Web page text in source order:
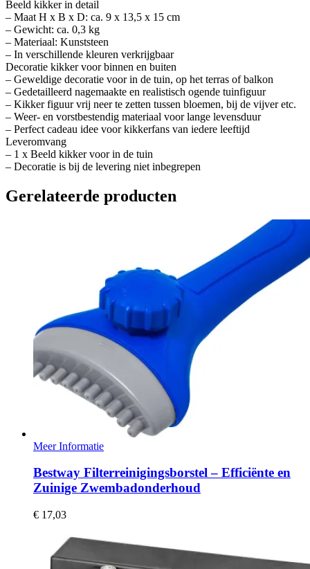
Beeld kikker in detail
– Maat H x B x D: ca. 9 x 13,5 x 15 cm
– Gewicht: ca. 0,3 kg
– Materiaal: Kunststeen
– In verschillende kleuren verkrijgbaar
Decoratie kikker voor binnen en buiten
– Geweldige decoratie voor in de tuin, op het terras of balkon
– Gedetailleerd nagemaakte en realistisch ogende tuinfiguur
– Kikker figuur vrij neer te zetten tussen bloemen, bij de vijver etc.
– Weer- en vorstbestendig materiaal voor lange levensduur
– Perfect cadeau idee voor kikkerfans van iedere leeftijd
Leveromvang
– 1 x Beeld kikker voor in de tuin
– Decoratie is bij de levering niet inbegrepen
Gerelateerde producten
Meer Informatie
Bestway Filterreinigingsborstel – Efficiënte en
Zuinige Zwembadonderhoud
€ 17,03